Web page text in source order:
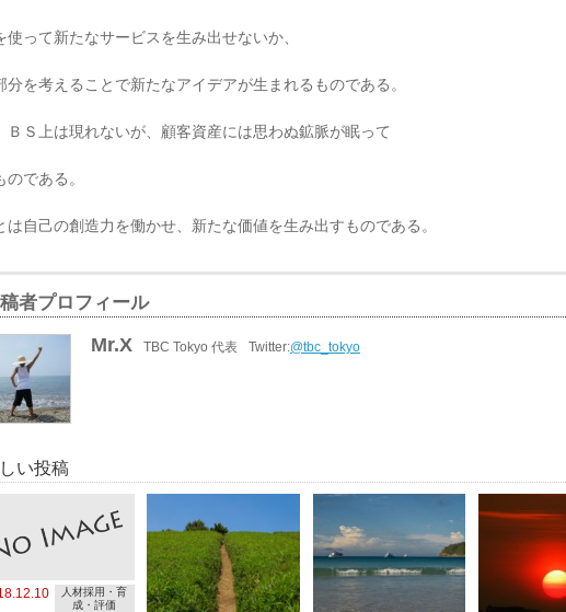
使って新たなサービスを生み出せないか、
分を考えることで新たなアイデアが生まれるものである。
ＢＳ上は現れないが、顧客資産には思わぬ鉱脈が眠って
のである。
は自己の創造力を働かせ、新たな価値を生み出すものである。
者プロフィール
Mr.X TBC Tokyo 代表 Twitter:@tbc_tokyo
い投稿
人材採用・育
成・評価